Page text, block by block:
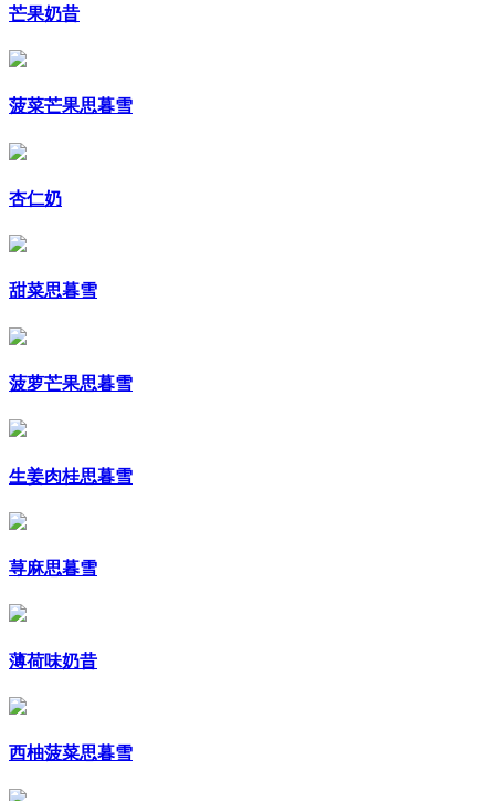
芒果奶昔
菠菜芒果思暮雪
杏仁奶
甜菜思暮雪
菠萝芒果思暮雪
生姜肉桂思暮雪
荨麻思暮雪
薄荷味奶昔
西柚菠菜思暮雪